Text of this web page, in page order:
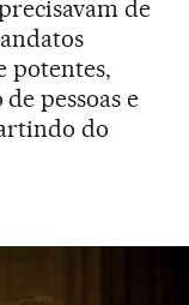
de
potentes,
pessoas e
do